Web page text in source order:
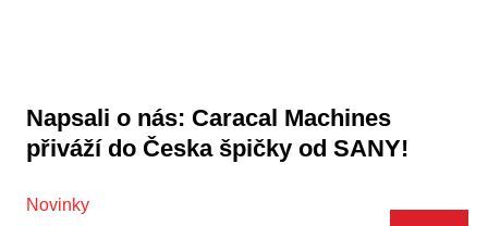
Napsali o nás: Caracal Machines
přiváží do Česka špičky od SANY!
Novinky